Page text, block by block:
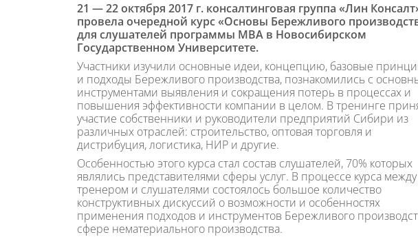
21 — 22 октября 2017 г. консалтинговая группа «Лин
провела очередной курс «Основы Бережливого
для слушателей программы МВА в Новосибирском
Государственном Университете.
Участники изучили основные идеи, концепцию, базовые
и подходы Бережливого производства, познакомились с
инструментами выявления и сокращения потерь в процессах и
повышения эффективности компании в целом. В тренинге
участие собственники и руководители предприятий Сибири из
различных отраслей: строительство, оптовая торговля и
дистрибуция, логистика, НИР и другие.
Особенностью этого курса стал состав слушателей, 70% которых
являлись представителями сферы услуг. В процессе курса между
тренером и слушателями состоялось большое количество
конструктивных дискуссий о возможности и особенностях
применения подходов и инструментов Бережливого
сфере нематериального производства.